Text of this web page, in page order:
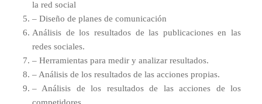
la red social
– Diseño de planes de comunicación
Análisis de los resultados de las publicaciones en las
redes sociales.
– Herramientas para medir y analizar resultados.
– Análisis de los resultados de las acciones propias.
– Análisis de los resultados de las acciones de los